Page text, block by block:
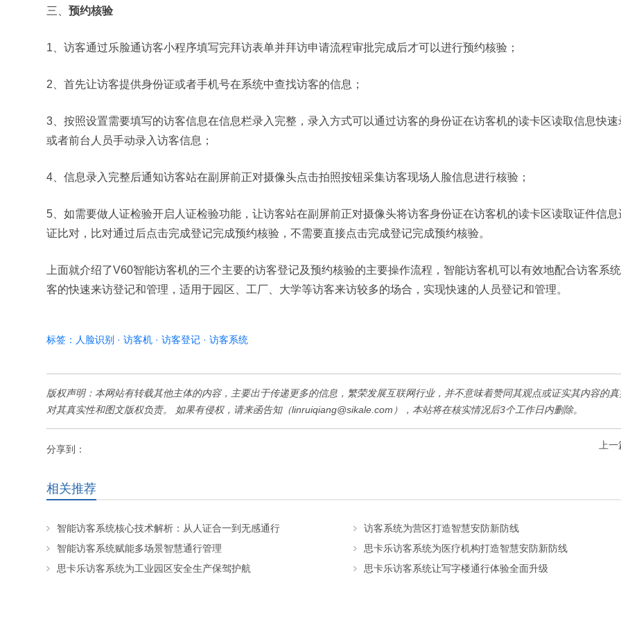
三、 预约核验
1、访客通过乐脸通访客小程序填写完拜访表单并拜访申请流程审批完成后才可以进行预约核验；
2、首先让访客提供身份证或者手机号在系统中查找访客的信息；
3、按照设置需要填写的访客信息在信息栏录入完整，录入方式可以通过访客的身份证在访客机的读卡区读取信息快速
或者前台人员手动录入访客信息；
4、信息录入完整后通知访客站在副屏前正对摄像头点击拍照按钮采集访客现场人脸信息进行核验；
5、如需要做人证检验开启人证检验功能，让访客站在副屏前正对摄像头将访客身份证在访客机的读卡区读取证件信息
证比对，比对通过后点击完成登记完成预约核验，不需要直接点击完成登记完成预约核验。
上面就介绍了V60智能访客机的三个主要的访客登记及预约核验的主要操作流程，智能访客机可以有效地配合访客系
客的快速来访登记和管理，适用于园区、工厂、大学等访客来访较多的场合，实现快速的人员登记和管理。
标签： 人脸识别 · 访客机 · 访客登记 · 访客系统
版权声明：本网站有转载其他主体的内容，主要出于传递更多的信息，繁荣发展互联网行业，并不意味着赞同其观点或证实其内容的
对其真实性和图文版权负责。 如果有侵权，请来函告知（linruiqiang@sikale.com），本站将在核实情况后3个工作日内删除。
上
分享到：
相关推荐
智能访客系统核心技术解析：从人证合一到无感通行
访客系统为营区打造智慧安防新防线
智能访客系统赋能多场景智慧通行管理
思卡乐访客系统为医疗机构打造智慧安防新防线
思卡乐访客系统为工业园区安全生产保驾护航
思卡乐访客系统让写字楼通行体验全面升级